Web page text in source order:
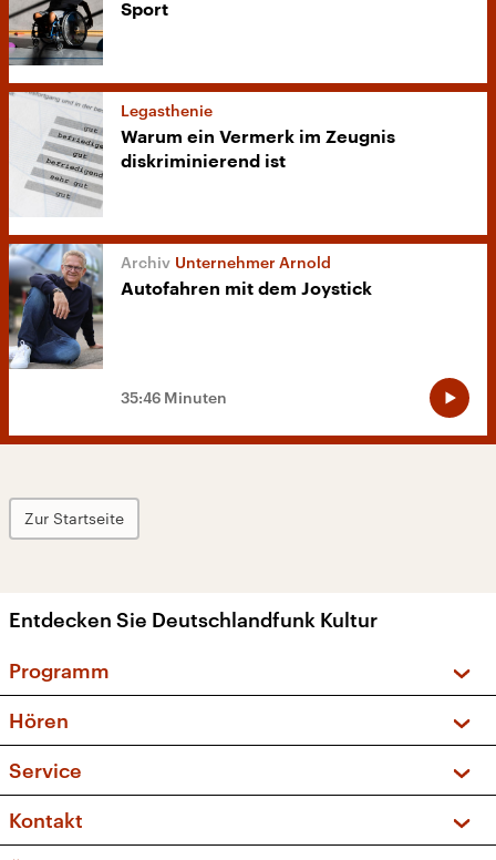
Sport
Legasthenie
Warum ein Vermerk im Zeugnis
diskriminierend ist
Unternehmer Arnold
Autofahren mit dem Joystick
35:46 Minuten
Zur Startseite
Entdecken Sie Deutschlandfunk Kultur
Programm
Sendungen und Podcasts
Musikliste
Kakadu – Das Kinderprogramm
Hören
Frequenzen (UKW + DAB+)
Service
FAQ
Apps
Kontakt